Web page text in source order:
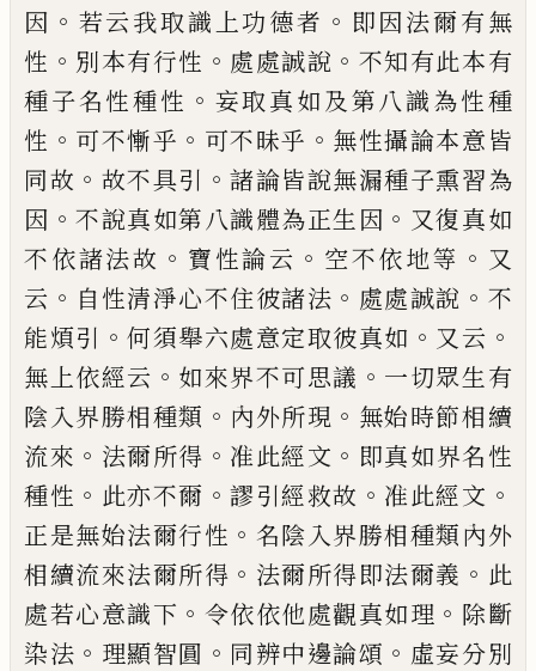
因 。 若云我取識上功德者 。 即因法爾有無
性 。 別本有行性 。 處處誠說 。 不知有此本有
種子名性種性 。 妄取真如及第八識為性種
性 。 可不慚乎 。 可不昧乎 。 無性攝論本意皆
同故 。 故不具引 。諸論皆說無漏種子熏習為
因 。不說真如第八識體為正生因 。 又復真如
不依諸法故 。 寶性論云 。 空不依地等 。 又
云 。 自性清淨心不住彼諸法 。 處處誠說 。 不
能煩引 。何須舉六處意定取彼真如 。 又云 。
無上依經云 。 如來界不可思議 。 一切眾生有
陰入界勝相種類 。 內外所現 。 無始時節相續
流來 。 法爾所得 。 准此經文 。 即真如界名性
種性 。 此亦不爾 。謬引經救故 。 准此經文 。
正是無始法爾行性 。 名陰入界勝相種類內外
相續流來法爾所得 。 法爾所得即法爾義 。 此
處若心意識下 。 令依依他處觀真如理 。 除斷
染法 。 理顯智圓 。 同辨中邊論頌 。 虛妄分別